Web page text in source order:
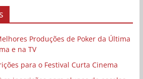
Produções de Poker da Última
e na TV
para o Festival Curta Cinema